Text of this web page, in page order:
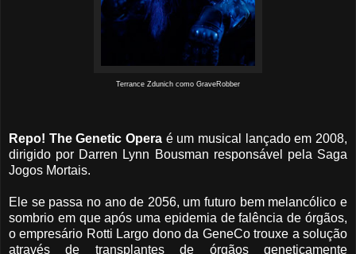
Terrance Zdunich como GraveRobber
Repo! The Genetic Opera é um musical lançado em 2008,
dirigido por Darren Lynn Bousman responsável pela Saga
Jogos Mortais.
Ele se passa no ano de 2056, um futuro bem melancólico e
sombrio em que após uma epidemia de falência de órgãos,
o empresário Rotti Largo dono da GeneCo trouxe a solução
através de transplantes de órgãos geneticamente